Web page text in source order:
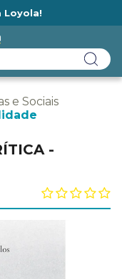
Loyola!
e Sociais
-